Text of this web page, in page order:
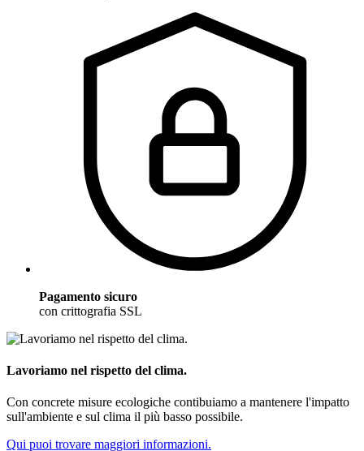
Pagamento sicuro
con crittografia SSL
Lavoriamo nel rispetto del clima.
Con concrete misure ecologiche contibuiamo a mantenere l'impatto
sull'ambiente e sul clima il più basso possibile.
Qui puoi trovare maggiori informazioni.